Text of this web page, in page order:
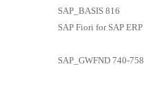
SAP_BASIS 816
SAP Fiori for SAP ERP
SAP_GWFND 740-758